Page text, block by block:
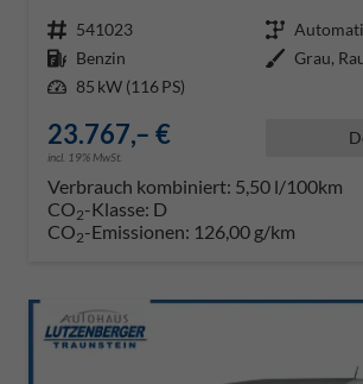
Fahrzeugnr. 541023 Getriebe
Kraftstoff Benzin Außenfarbe
Leistung 85 kW (116 PS)
23.767,– €
incl. 19% MwSt.
Verbrauch kombiniert: 5,50 l/100km
CO2-Klasse: D
CO2-Emissionen: 126,00 g/km